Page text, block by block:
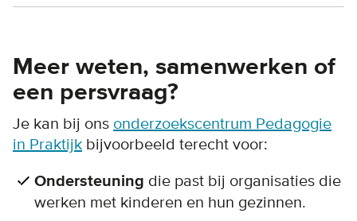
Meer weten, samenwerken of
een persvraag?
Je kan bij ons onderzoekscentrum Pedagogie
in Praktijk bijvoorbeeld terecht voor:
Ondersteuning die past bij organisaties die
werken met kinderen en hun gezinnen.